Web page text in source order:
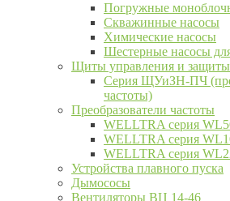
Погружные
Скважинные насосы
Химические насосы
Шестерные насосы
Щиты управления и защиты
Серия ЩУиЗН-ПЧ
частоты)
Преобразователи частоты
WELLTRA cерия
WELLTRA cерия
WELLTRA серия
Устройства плавного пуска
Дымососы
Вентиляторы ВЦ 14-46